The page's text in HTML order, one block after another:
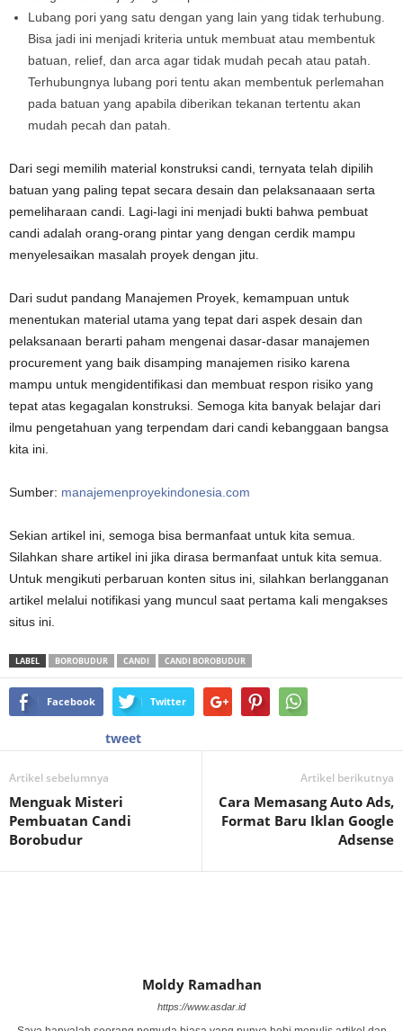
Lubang pori yang satu dengan yang lain yang tidak terhubung.
Bisa jadi ini menjadi kriteria untuk membuat atau membentuk
batuan, relief, dan arca agar tidak mudah pecah atau patah.
Terhubungnya lubang pori tentu akan membentuk perlemahan
pada batuan yang apabila diberikan tekanan tertentu akan
mudah pecah dan patah.
Dari segi memilih material konstruksi candi, ternyata telah dipilih
batuan yang paling tepat secara desain dan pelaksanaaan serta
pemeliharaan candi. Lagi-lagi ini menjadi bukti bahwa pembuat
candi adalah orang-orang pintar yang dengan cerdik mampu
menyelesaikan masalah proyek dengan jitu.
Dari sudut pandang Manajemen Proyek, kemampuan untuk
menentukan material utama yang tepat dari aspek desain dan
pelaksanaan berarti paham mengenai dasar-dasar manajemen
procurement yang baik disamping manajemen risiko karena
mampu untuk mengidentifikasi dan membuat respon risiko yang
tepat atas kegagalan konstruksi. Semoga kita banyak belajar dari
ilmu pengetahuan yang terpendam dari candi kebanggaan bangsa
kita ini.
Sumber: manajemenproyekindonesia.com
Sekian artikel ini, semoga bisa bermanfaat untuk kita semua.
Silahkan share artikel ini jika dirasa bermanfaat untuk kita semua.
Untuk mengikuti perbaruan konten situs ini, silahkan berlangganan
artikel melalui notifikasi yang muncul saat pertama kali mengakses
situs ini.
LABEL BOROBUDUR CANDI CANDI BOROBUDUR
Facebook Twitter
tweet
Artikel sebelumnya
Menguak Misteri
Pembuatan Candi
Borobudur
Artikel berikutnya
Cara Memasang Auto Ads,
Format Baru Iklan Google
Adsense
Moldy Ramadhan
https://www.asdar.id